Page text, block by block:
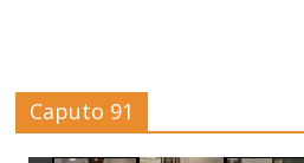
Caputo 91